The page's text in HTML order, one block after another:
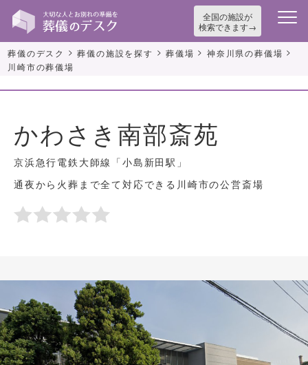
全国の施設が
検索できます
葬儀のデスク >葬儀の施設を探す >葬儀場 >神奈川県の葬儀場 >
川崎市の葬儀場
かわさき南部斎苑
京浜急行電鉄大師線「小島新田駅」
通夜から火葬まで全て対応できる川崎市の公営斎場